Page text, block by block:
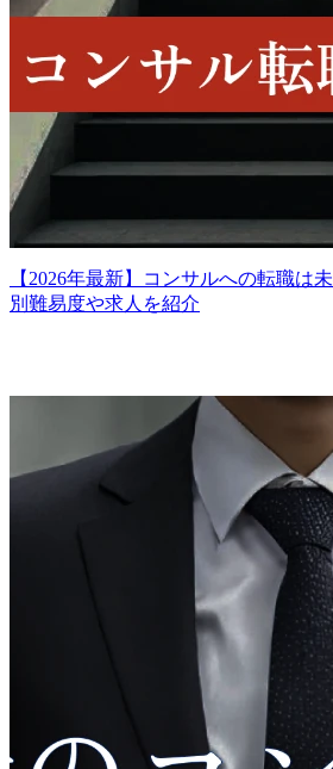
【2026年最新】コンサルへの転職は
別難易度や求人を紹介